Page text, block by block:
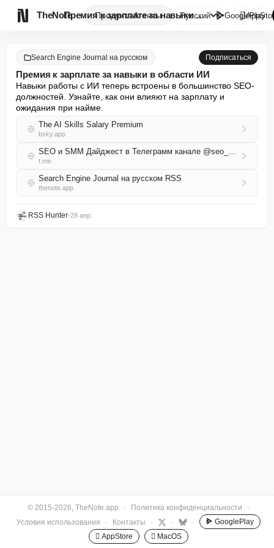
TheNote ПродуктыАгенты Премия к зарплате за навыки в ...
Русский GooglePlay

Search Engine Journal на русском Подписаться
Премия к зарплате за навыки в области ИИ
Навыки работы с ИИ теперь встроены в большинство SEO-
должностей. Узнайте, как они влияют на зарплату и
ожидания при найме.
The AI Skills Salary Premium
bsky.app
SEO и SMM Дайджест в Телеграмм канале @seo_smm_news
t.me
Search Engine Journal на русском RSS
thenote.app
RSS Hunter•28 апр.
© 2015-2026, TheNote.app · Политика конфиденциальности
·
Условия использования
· Контакты · · ·
GooglePlay
 AppStore
 MacOS